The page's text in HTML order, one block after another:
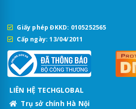
Giấy phép ĐKKD: 0105252565
Cấp ngày: 13/04/2011
LIÊN HỆ TECHGLOBAL
Trụ sở chính Hà Nội